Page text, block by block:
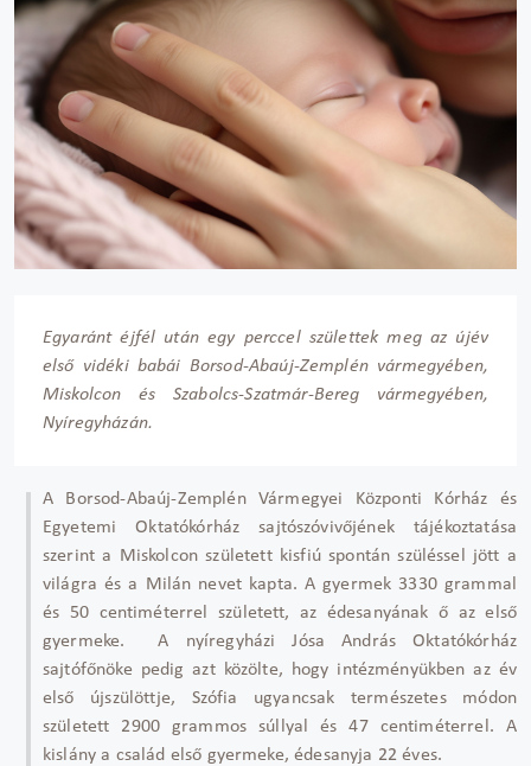
Egyaránt éjfél után egy perccel születtek meg az újév
első vidéki babái Borsod-Abaúj-Zemplén vármegyében,
Miskolcon és Szabolcs-Szatmár-Bereg vármegyében,
Nyíregyházán.
A Borsod-Abaúj-Zemplén Vármegyei Központi Kórház és
Egyetemi Oktatókórház sajtószóvivőjének tájékoztatása
szerint a Miskolcon született kisfiú spontán szüléssel jött a
világra és a Milán nevet kapta. A gyermek 3330 grammal
és 50 centiméterrel született, az édesanyának ő az első
gyermeke. A nyíregyházi Jósa András Oktatókórház
sajtófőnöke pedig azt közölte, hogy intézményükben az év
első újszülöttje, Szófia ugyancsak természetes módon
született 2900 grammos súllyal és 47 centiméterrel. A
kislány a család első gyermeke, édesanyja 22 éves.